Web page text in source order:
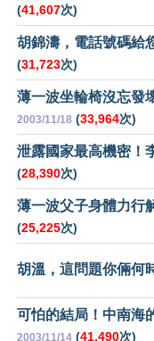
(41,607次)
胡錦濤，電話號碼給
(31,723次)
薄一波坐輪椅沒忘發
2003/11/18 (33,964次)
泄露國家最高機密！
(28,390次)
薄一波父子身體力行
(25,225次)
胡溫，這問題你倆何
可怕的結局！中南海
2003/11/14 (41,490次)